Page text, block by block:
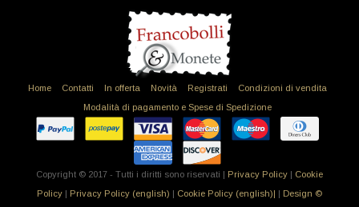
Home Contatti In offerta Novità Registrati
Condizioni di vendita
Modalità di pagamento e Spese di Spedizione
Copyright © 2017 - Tutti i diritti sono riservati | Privacy Policy
Cookie
Policy
Privacy Policy (english) Cookie Policy (english)|
Design ©